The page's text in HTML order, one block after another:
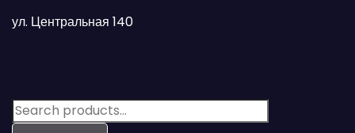
ул. Центральная 140
S
e